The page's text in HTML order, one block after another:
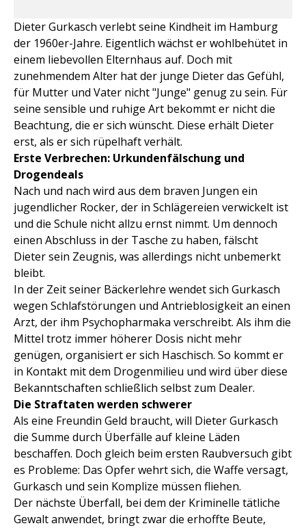
Dieter Gurkasch verlebt seine Kindheit im Hamburg
der 1960er-Jahre. Eigentlich wächst er wohlbehütet in
einem liebevollen Elternhaus auf. Doch mit
zunehmendem Alter hat der junge Dieter das Gefühl,
für Mutter und Vater nicht "Junge" genug zu sein. Für
seine sensible und ruhige Art bekommt er nicht die
Beachtung, die er sich wünscht. Diese erhält Dieter
erst, als er sich rüpelhaft verhält.
Erste Verbrechen: Urkundenfälschung und
Drogendeals
Nach und nach wird aus dem braven Jungen ein
jugendlicher Rocker, der in Schlägereien verwickelt ist
und die Schule nicht allzu ernst nimmt. Um dennoch
einen Abschluss in der Tasche zu haben, fälscht
Dieter sein Zeugnis, was allerdings nicht unbemerkt
bleibt.
In der Zeit seiner Bäckerlehre wendet sich Gurkasch
wegen Schlafstörungen und Antrieblosigkeit an einen
Arzt, der ihm Psychopharmaka verschreibt. Als ihm die
Mittel trotz immer höherer Dosis nicht mehr
genügen, organisiert er sich Haschisch. So kommt er
in Kontakt mit dem Drogenmilieu und wird über diese
Bekanntschaften schließlich selbst zum Dealer.
Die Straftaten werden schwerer
Als eine Freundin Geld braucht, will Dieter Gurkasch
die Summe durch Überfälle auf kleine Läden
beschaffen. Doch gleich beim ersten Raubversuch gibt
es Probleme: Das Opfer wehrt sich, die Waffe versagt,
Gurkasch und sein Komplize müssen fliehen.
Der nächste Überfall, bei dem der Kriminelle tätliche
Gewalt anwendet, bringt zwar die erhoffte Beute,